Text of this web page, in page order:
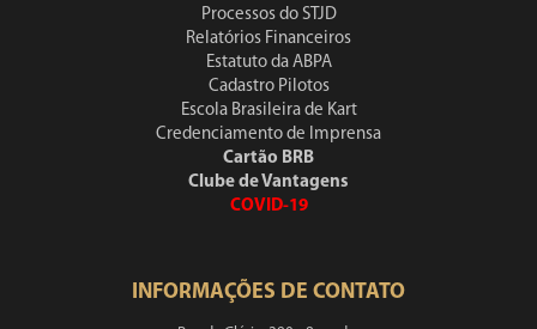
Processos do STJD
Relatórios Financeiros
Estatuto da ABPA
Cadastro Pilotos
Escola Brasileira de Kart
Credenciamento de Imprensa
Cartão BRB
Clube de Vantagens
COVID-19
INFORMAÇÕES DE CONTATO